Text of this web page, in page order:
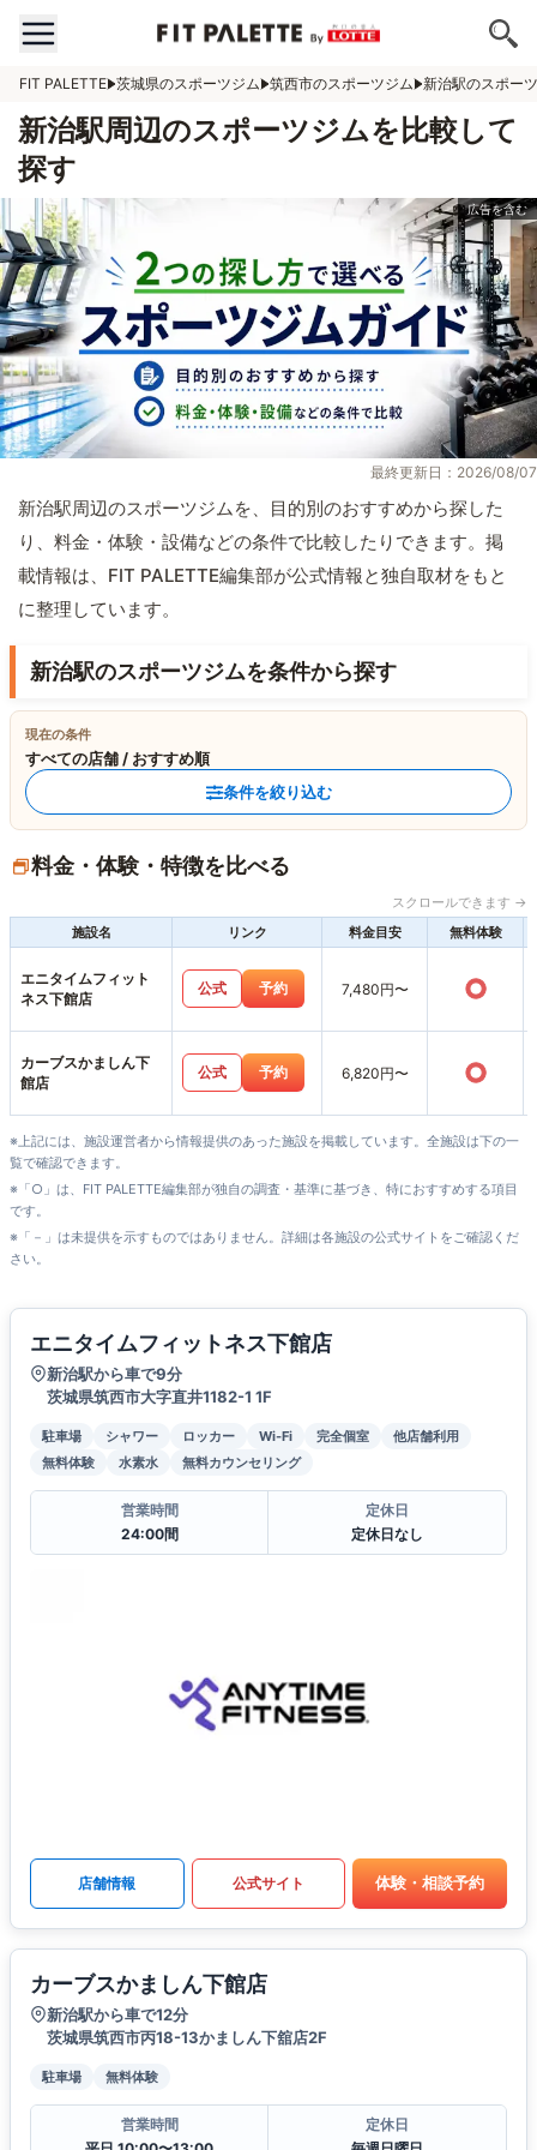
FIT PALETTE 茨城県のスポーツジム 筑西市のスポーツジム 新治駅のスポー
新治駅周辺のスポーツジムを比較して
探す
最終更新日：2026/08/07
新治駅周辺のスポーツジムを、目的別のおすすめから探した
り、料金・体験・設備などの条件で比較したりできます。掲
載情報は、FIT PALETTE編集部が公式情報と独自取材をもと
に整理しています。
新治駅のスポーツジムを条件から探す
現在の条件
すべての店舗 / おすすめ順
条件を絞り込む
料金・体験・特徴を比べる
スクロールできます →
施設名
リンク 料金目安 無料体験
エニタイムフィット
ネス下館店
公式 予約 7,480円〜 ○
カーブスかましん下
館店
公式 予約 6,820円〜 ○
※上記には、施設運営者から情報提供のあった施設を掲載しています。全施設は下の一
覧で確認できます。
※「○」は、FIT PALETTE編集部が独自の調査・基準に基づき、特におすすめする項目
です。
※「－」は未提供を示すものではありません。詳細は各施設の公式サイトをご確認くだ
さい。
エニタイムフィットネス下館店
新治駅から車で9分
茨城県筑西市大字直井1182-1 1F
駐車場 シャワー ロッカー Wi-Fi 完全個室
他店舗利用
無料体験
水素水 無料カウンセリング
営業時間
24:00間
定休日
定休日なし
店舗情報 公式サイト 体験・相談予約
カーブスかましん下館店
新治駅から車で12分
茨城県筑西市丙18-13かましん下舘店2F
駐車場 無料体験
営業時間
定休日